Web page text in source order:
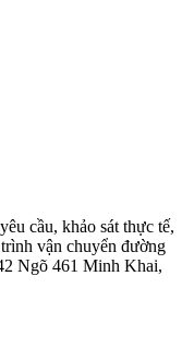
cầu, khảo sát thực tế,
vận chuyển đường
Ngõ 461 Minh Khai,